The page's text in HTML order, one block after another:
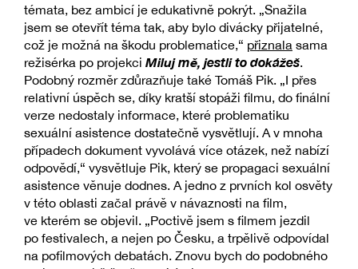
témata, bez ambicí je edukativně pokrýt. „Snažila
jsem se otevřít téma tak, aby bylo divácky přijatelné,
což je možná na škodu problematice,“ přiznala sama
režisérka po projekci Miluj mě, jestli to dokážeš.
Podobný rozměr zdůrazňuje také Tomáš Pik. „I přes
relativní úspěch se, díky kratší stopáži filmu, do finální
verze nedostaly informace, které problematiku
sexuální asistence dostatečně vysvětlují. A v mnoha
případech dokument vyvolává více otázek, než nabízí
odpovědí,“ vysvětluje Pik, který se propagaci sexuální
asistence věnuje dodnes. A jedno z prvních kol osvěty
v této oblasti začal právě v návaznosti na film,
ve kterém se objevil. „Poctivě jsem s filmem jezdil
po festivalech, a nejen po Česku, a trpělivě odpovídal
na pofilmových debatách. Znovu bych do podobného